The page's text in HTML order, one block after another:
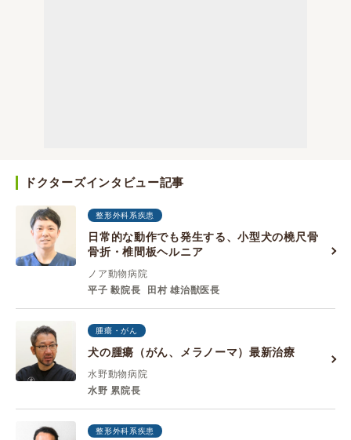
ドクターズインタビュー記事
整形外科系疾患
日常的な動作でも発生する、小型犬の橈尺骨
骨折・椎間板ヘルニア
ノア動物病院
平子 毅院長
田村 雄治獣医長
腫瘍・がん
犬の腫瘍（がん、メラノーマ）最新治療
水野動物病院
水野 累院長
整形外科系疾患